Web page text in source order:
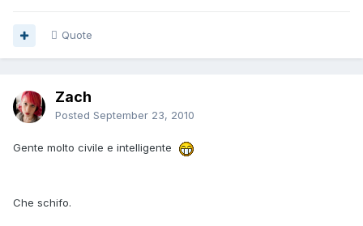
Quote
Zach
Posted September 23, 2010
Gente molto civile e intelligente
Che schifo.